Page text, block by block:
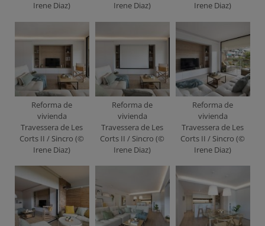
Irene Diaz)
Irene Diaz)
Irene Diaz)
Reforma de
vivienda
Travessera de Les
Corts II / Sincro (©
Irene Diaz)
Reforma de
vivienda
Travessera de Les
Corts II / Sincro (©
Irene Diaz)
Reforma de
vivienda
Travessera de Les
Corts II / Sincro (©
Irene Diaz)